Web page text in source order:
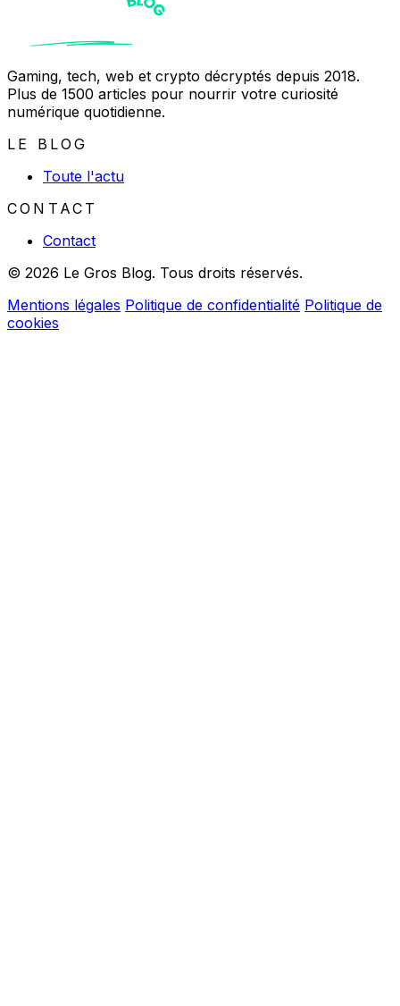
Gaming, tech, web et crypto décryptés depuis 2018.
Plus de 1500 articles pour nourrir votre curiosité
numérique quotidienne.
LE BLOG
Toute l'actu
CONTACT
Contact
© 2026 Le Gros Blog. Tous droits réservés.
Mentions légales Politique de confidentialité Politique de
cookies